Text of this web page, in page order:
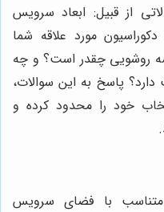
از قبیل: ابعاد سرویس
مورد علاقه شما
روشویی چقدر است؟ و چه
پاسخ به این سوالات،
خود را محدود کرده و
متناسب با فضای سرویس